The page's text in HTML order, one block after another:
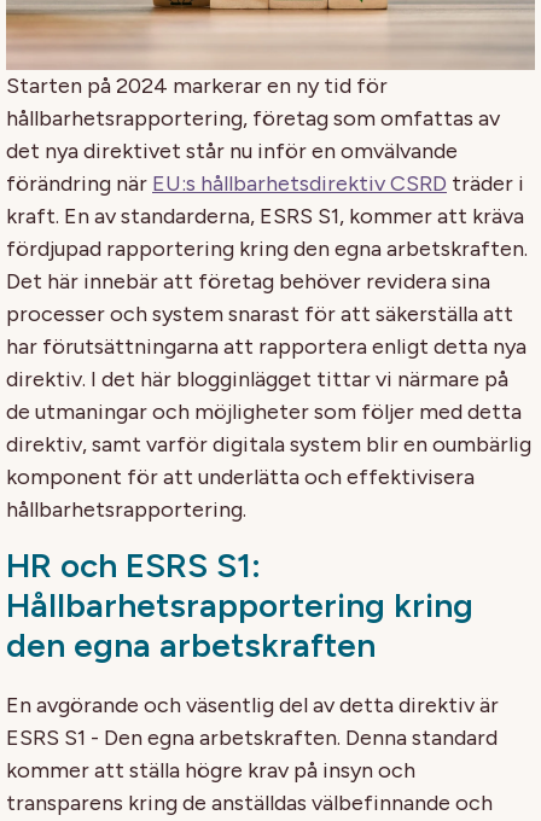
Starten på 2024 markerar en ny tid för
hållbarhetsrapportering, företag som omfattas av
det nya direktivet står nu inför en omvälvande
förändring när EU:s hållbarhetsdirektiv CSRD träder i
kraft. En av standarderna, ESRS S1, kommer att kräva
fördjupad rapportering kring den egna arbetskraften.
Det här innebär att företag behöver revidera sina
processer och system snarast för att säkerställa att
har förutsättningarna att rapportera enligt detta nya
direktiv. I det här blogginlägget tittar vi närmare på
de utmaningar och möjligheter som följer med detta
direktiv, samt varför digitala system blir en oumbärlig
komponent för att underlätta och effektivisera
hållbarhetsrapportering.
HR och ESRS S1:
Hållbarhetsrapportering kring
den egna arbetskraften
En avgörande och väsentlig del av detta direktiv är
ESRS S1 - Den egna arbetskraften. Denna standard
kommer att ställa högre krav på insyn och
transparens kring de anställdas välbefinnande och